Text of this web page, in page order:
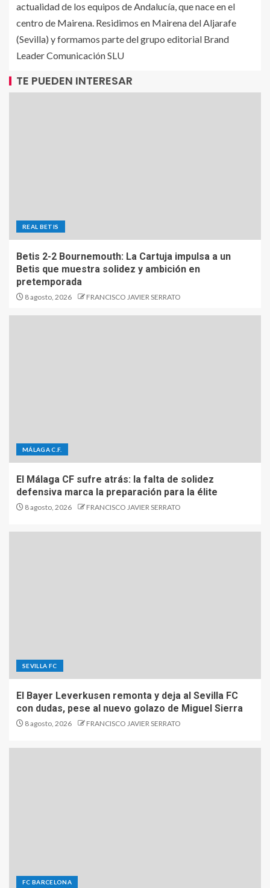
actualidad de los equipos de Andalucía, que nace en el
centro de Mairena. Residimos en Mairena del Aljarafe
(Sevilla) y formamos parte del grupo editorial Brand
Leader Comunicación SLU
TE PUEDEN INTERESAR
REAL BETIS
Betis 2-2 Bournemouth: La Cartuja impulsa a un
Betis que muestra solidez y ambición en
pretemporada
8 agosto, 2026 FRANCISCO JAVIER SERRATO
MÁLAGA C.F.
El Málaga CF sufre atrás: la falta de solidez
defensiva marca la preparación para la élite
8 agosto, 2026 FRANCISCO JAVIER SERRATO
SEVILLA FC
El Bayer Leverkusen remonta y deja al Sevilla FC
con dudas, pese al nuevo golazo de Miguel Sierra
8 agosto, 2026 FRANCISCO JAVIER SERRATO
FC BARCELONA